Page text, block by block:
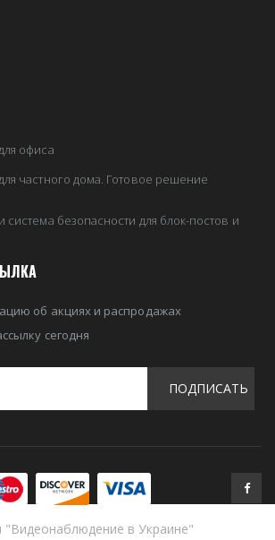
офиса
частного дома. Готовое решение
безопасности для блок-постов и
об акциях и распродажах
сегодня
ПОДПИСАТЬ
"Видеонаблюдение в Украине"